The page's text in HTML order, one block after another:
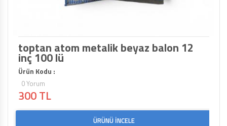
ŞEKILLI BALONLAR
toptan atom metalik beyaz balon 12
inç 100 lü
Ürün Kodu :
0 Yorum
300 TL
ÜRÜNÜ İNCELE